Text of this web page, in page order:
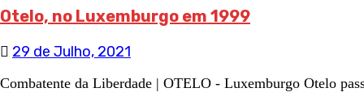
Otelo, no Luxemburgo em 1999
29 de Julho, 2021
Combatente da Liberdade | OTELO - Luxemburgo Otelo